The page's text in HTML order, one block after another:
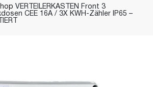
VERTEILERKASTEN Front 3
CEE 16A / 3X KWH-Zähler IP65 –